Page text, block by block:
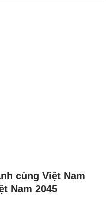
cùng Việt Nam
Nam 2045